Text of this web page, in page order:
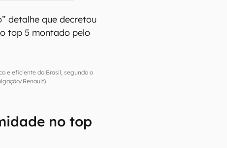
detalhe que decretou
top 5 montado pelo
e eficiente do Brasil, segundo o
Renault)
no top